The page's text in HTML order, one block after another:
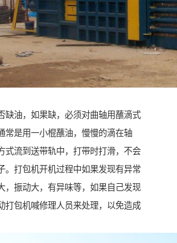
缺油，如果缺，必须对曲轴用蘸滴式
常是用一小棍蘸油，慢慢的滴在轴
式流到送带轨中，打带时打滑，不会
。打包机开机过程中如果发现有异常
，振动大，有异味等，如果自己发现
打包机喊修理人员来处理，以免造成